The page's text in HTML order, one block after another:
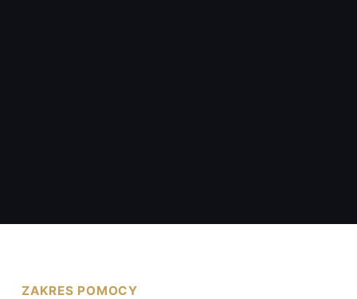
ZAKRES POMOCY